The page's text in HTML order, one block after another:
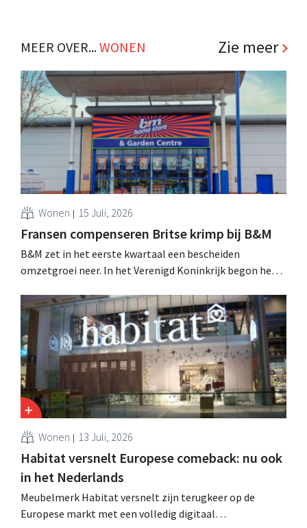
MEER OVER...WONEN Zie meer
Wonen 15 Juli, 2026
Fransen compenseren Britse krimp bij B&M
B&M zet in het eerste kwartaal een bescheiden
omzetgroei neer. In het Verenigd Koninkrijk begon het
een betere prestatie van Heron Foods vingen de daling
op.
Wonen 13 Juli, 2026
Habitat versnelt Europese comeback: nu ook
in het Nederlands
Meubelmerk Habitat versnelt zijn terugkeer op de
Europese markt met een volledig digitaal